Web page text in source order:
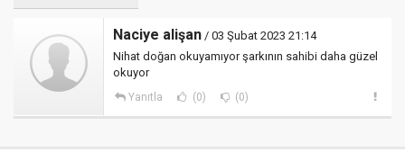
Naciye alişan / 03 Şubat 2023 21:14
Nihat doğan okuyamıyor şarkının sahibi daha güzel
okuyor
Yanıtla (0) (0)